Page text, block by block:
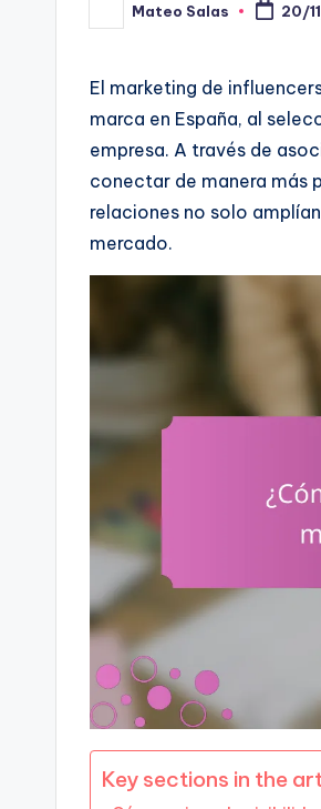
Posted
by
Mateo Salas 20/
El marketing de
marca en España, al
empresa. A través de
conectar de manera más
relaciones no solo
mercado.
Key sections in the